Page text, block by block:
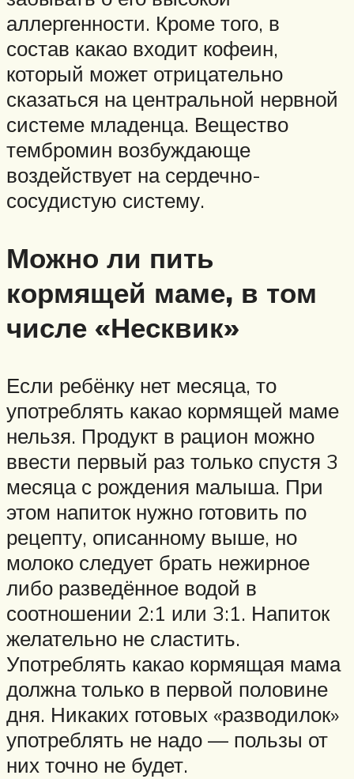
аллергенности. Кроме того, в
состав какао входит кофеин,
который может отрицательно
сказаться на центральной нервной
системе младенца. Вещество
тембромин возбуждающе
воздействует на сердечно-
сосудистую систему.
Можно ли пить
кормящей маме, в том
числе «Несквик»
Если ребёнку нет месяца, то
употреблять какао кормящей маме
нельзя. Продукт в рацион можно
ввести первый раз только спустя 3
месяца с рождения малыша. При
этом напиток нужно готовить по
рецепту, описанному выше, но
молоко следует брать нежирное
либо разведённое водой в
соотношении 2:1 или 3:1. Напиток
желательно не сластить.
Употреблять какао кормящая мама
должна только в первой половине
дня. Никаких готовых «разводилок»
употреблять не надо — пользы от
них точно не будет.